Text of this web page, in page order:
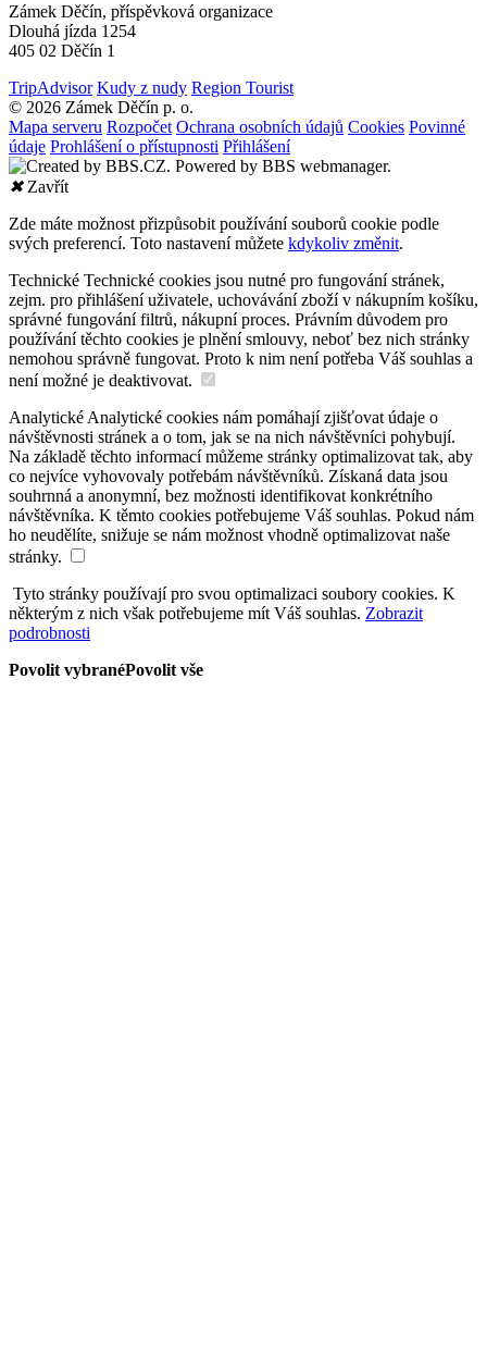
Zámek Děčín, příspěvková organizace
Dlouhá jízda 1254
405 02 Děčín 1
TripAdvisor Kudy z nudy Region Tourist
© 2026 Zámek Děčín p. o.
Mapa serveru Rozpočet Ochrana osobních údajů Cookies Povinné
údaje Prohlášení o přístupnosti Přihlášení
✖Zavřít
Zde máte možnost přizpůsobit používání souborů cookie podle
svých preferencí. Toto nastavení můžete kdykoliv změnit.
Technické Technické cookies jsou nutné pro fungování stránek,
zejm. pro přihlášení uživatele, uchovávání zboží v nákupním košíku,
správné fungování filtrů, nákupní proces. Právním důvodem pro
používání těchto cookies je plnění smlouvy, neboť bez nich stránky
nemohou správně fungovat. Proto k nim není potřeba Váš souhlas a
není možné je deaktivovat.
Analytické Analytické cookies nám pomáhají zjišťovat údaje o
návštěvnosti stránek a o tom, jak se na nich návštěvníci pohybují.
Na základě těchto informací můžeme stránky optimalizovat tak, aby
co nejvíce vyhovovaly potřebám návštěvníků. Získaná data jsou
souhrnná a anonymní, bez možnosti identifikovat konkrétního
návštěvníka. K těmto cookies potřebujeme Váš souhlas. Pokud nám
ho neudělíte, snižuje se nám možnost vhodně optimalizovat naše
stránky.
Tyto stránky používají pro svou optimalizaci soubory cookies. K
některým z nich však potřebujeme mít Váš souhlas. Zobrazit
podrobnosti
Povolit vybranéPovolit vše